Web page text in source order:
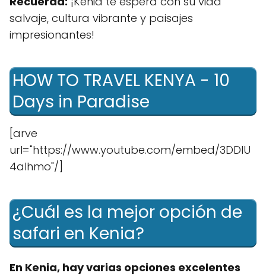
salvaje, cultura vibrante y paisajes
impresionantes!
HOW TO TRAVEL KENYA - 10
Days in Paradise
[arve
url="https://www.youtube.com/embed/3DDIU
4aIhmo"/]
¿Cuál es la mejor opción de
safari en Kenia?
En Kenia, hay varias opciones excelentes